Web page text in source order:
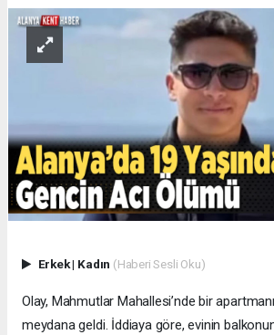
Erkek| Kadın (Haberi Sesli Oku)
Olay, Mahmutlar Mahallesi’nde bir
meydana geldi. İddiaya göre, evinin